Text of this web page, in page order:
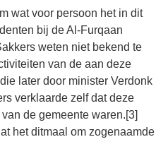
wat voor persoon het in dit
bij de Al-Furqaan
weten niet bekend te
van de aan deze
later door minister Verdonk
verklaarde zelf dat deze
de gemeente waren.[3]
het ditmaal om zogenaamde